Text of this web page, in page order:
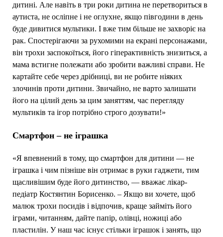
дитині. Але навіть в три роки дитина не перетвориться в
аутиста, не осліпне і не оглухне, якщо півгодини в день
буде дивитися мультики. І вже тим більше не захворіє на
рак. Спостерігаючи за рухомими на екрані персонажами,
він трохи заспокоїться, його гіперактивність знизиться, а
мама встигне полежати або зробити важливі справи. Не
картайте себе через дрібниці, ви не робите ніяких
злочинів проти дитини. Звичайно, не варто залишати
його на цілий день за цим заняттям, час перегляду
мультиків та ігор потрібно строго дозувати!»
Смартфон – не іграшка
«Я впевнений в тому, що смартфон для дитини — не
іграшка і чим пізніше він отримає в руки гаджети, тим
щасливішим буде його дитинство, — вважає лікар-
педіатр Костянтин Борисенко. – Якщо ви хочете, щоб
малюк трохи посидів і відпочив, краще займіть його
іграми, читанням, дайте папір, олівці, ножиці або
пластилін. У наш час існує стільки іграшок і занять, що